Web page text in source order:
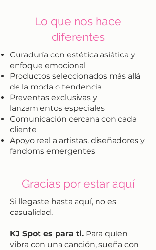
Lo que nos hace
diferentes
Curaduría con estética asiática y
enfoque emocional
Productos seleccionados más allá
de la moda o tendencia
Preventas exclusivas y
lanzamientos especiales
Comunicación cercana con cada
cliente
Apoyo real a artistas, diseñadores y
fandoms emergentes
Gracias por estar aquí
Si llegaste hasta aquí, no es
casualidad.
KJ Spot es para ti. Para quien
vibra con una canción, sueña con